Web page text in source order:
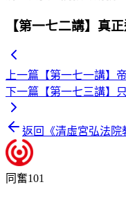
【第一七二講】真
上一篇 【第一七一講】
下一篇 【第一七三講
返回《清虛宮弘法院
同奮101